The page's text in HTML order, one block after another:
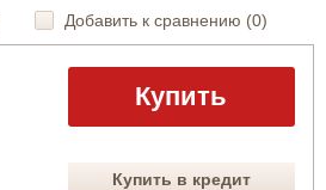
Добавить к сравнению (0)
Купить
Купить в кредит